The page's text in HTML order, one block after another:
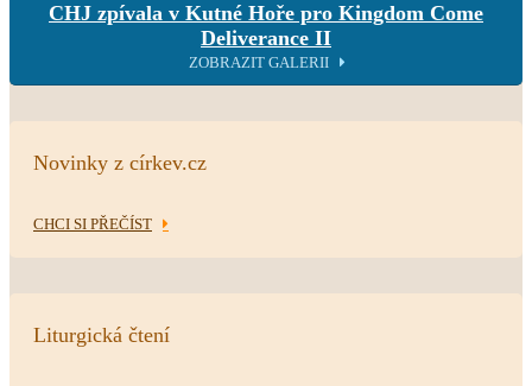
CHJ zpívala v Kutné Hoře pro Kingdom Come
Deliverance II
ZOBRAZIT GALERII
Novinky z církev.cz
CHCI SI PŘEČÍST
Liturgická čtení